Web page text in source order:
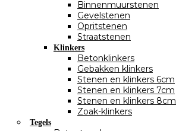
Binnenmuurstenen
Gevelstenen
Opritstenen
Straatstenen
Klinkers
Betonklinkers
Gebakken klinkers
Stenen en klinkers 6cm
Stenen en klinkers 7cm
Stenen en klinkers 8cm
Zoak-klinkers
Tegels